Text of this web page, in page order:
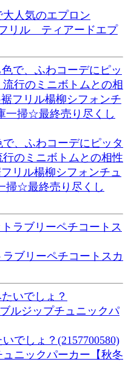
人気のエプロン
リル ティアードエプ
、ふわコーデにピッタ
のミニボトムとの相性
リル楊柳シフォンチュ
掃☆最終売り尽くし
ブリーペチコートスカ
でしょ？(2157700580)
ニックパーカー【秋冬